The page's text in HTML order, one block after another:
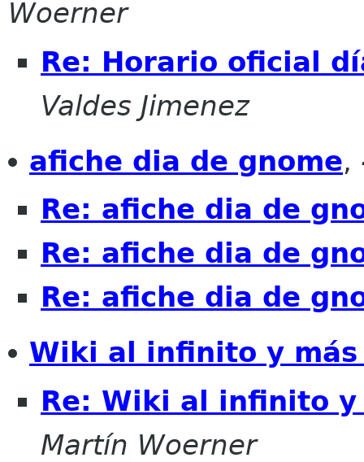
Woerner
Re: Horario oficial
Valdes Jimenez
afiche dia de gnome,
Re: afiche dia de
Re: afiche dia de
Re: afiche dia de
Wiki al infinito y
Re: Wiki al infinito
Martín Woerner